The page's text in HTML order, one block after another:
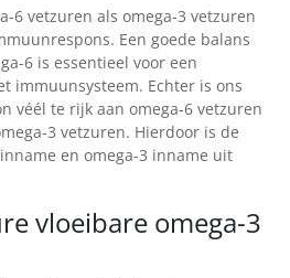
6 vetzuren als omega-3 vetzuren
Een goede balans
6 is essentieel voor een
immuunsysteem. Echter is ons
véél te rijk aan omega-6 vetzuren
3 vetzuren. Hierdoor is de
en omega-3 inname uit
vloeibare omega-3